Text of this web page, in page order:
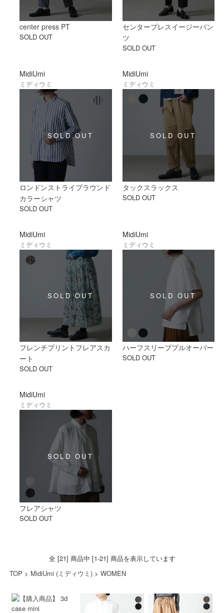
center press PT
SOLD OUT
センタープレスイージーパン
ツ
SOLD OUT
MidiUmi
ミディウミ
ロンドンストライプラウンド
カラーシャツ
SOLD OUT
MidiUmi
ミディウミ
タックスラックス
SOLD OUT
MidiUmi
ミディウミ
フレンチプリントフレアスカ
ート
SOLD OUT
MidiUmi
ミディウミ
ハーフスリーブプルオーバー
SOLD OUT
MidiUmi
ミディウミ
フレアシャツ
SOLD OUT
全 [21] 商品中 [1-21] 商品を表示しています
TOP > MidiUmi (ミディウミ)> WOMEN